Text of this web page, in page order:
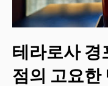
테라로사 경
점의 고요한